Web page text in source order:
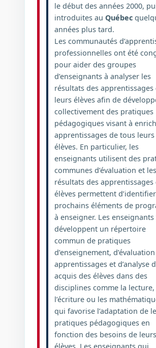
le début des années 2000,
introduites au Québec
années plus tard.
Les communautés
professionnelles ont été
pour aider des groupes
d’enseignants à analyser les
résultats des apprentissages
leurs élèves afin de
collectivement des pratiques
pédagogiques visant à
apprentissages de tous leurs
élèves. En particulier, les
enseignants utilisent des
communes d’évaluation et les
résultats des apprentissages
élèves permettent
prochains éléments de
à enseigner. Les enseignants
développent un répertoire
commun de pratiques
d’enseignement,
apprentissages et d’analyse
acquis des élèves dans des
disciplines comme la lecture,
l’écriture ou les
qui favorise l’adaptation de
pratiques pédagogiques en
fonction des besoins de leurs